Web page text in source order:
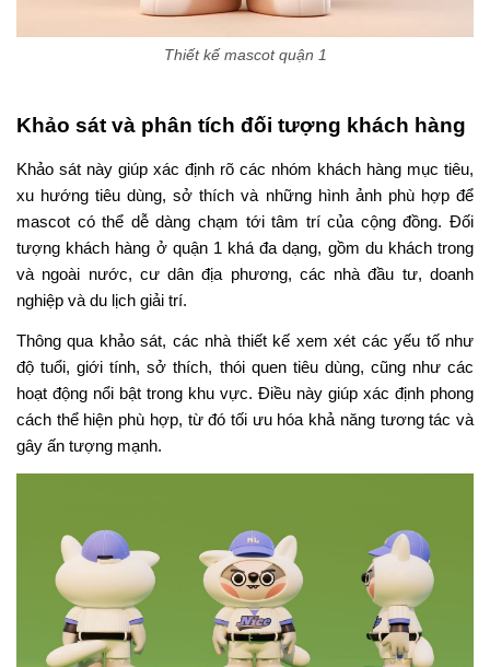
Thiết kế mascot quận 1
Khảo sát và phân tích đối tượng khách hàng
Khảo sát này giúp xác định rõ các nhóm khách hàng mục tiêu,
xu hướng tiêu dùng, sở thích và những hình ảnh phù hợp để
mascot có thể dễ dàng chạm tới tâm trí của cộng đồng. Đối
tượng khách hàng ở quận 1 khá đa dạng, gồm du khách trong
và ngoài nước, cư dân địa phương, các nhà đầu tư, doanh
nghiệp và du lịch giải trí.
Thông qua khảo sát, các nhà thiết kế xem xét các yếu tố như
độ tuổi, giới tính, sở thích, thói quen tiêu dùng, cũng như các
hoạt động nổi bật trong khu vực. Điều này giúp xác định phong
cách thể hiện phù hợp, từ đó tối ưu hóa khả năng tương tác và
gây ấn tượng mạnh.